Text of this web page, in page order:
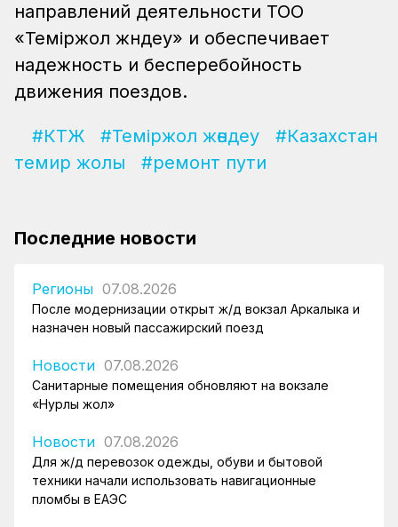
направлений деятельности ТОО
«Теміржол жөндеу» и обеспечивает
надежность и бесперебойность
движения поездов.
#КТЖ #Теміржол жөндеу
#Казахстан
темир жолы
#ремонт пути
Последние новости
Регионы 07.08.2026
После модернизации открыт ж/д вокзал Аркалыка и
назначен новый пассажирский поезд
Новости 07.08.2026
Санитарные помещения обновляют на вокзале
«Нурлы жол»
Новости 07.08.2026
Для ж/д перевозок одежды, обуви и бытовой
техники начали использовать навигационные
пломбы в ЕАЭС